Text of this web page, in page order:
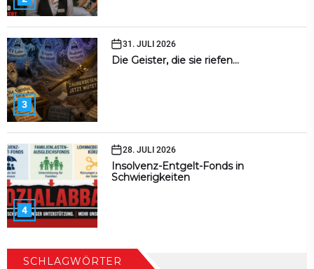
3
31. JULI 2026
Die Geister, die sie riefen…
4
28. JULI 2026
Insolvenz-Entgelt-Fonds in
Schwierigkeiten
SCHLAGWÖRTER